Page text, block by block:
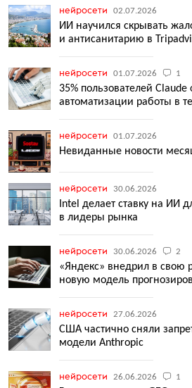
нейросети 02.07.2026
ИИ научился скрывать
и антисанитарию в
нейросети 01.07.2026 1
35% пользователей
автоматизации работы в
нейросети 01.07.2026
Невиданные новости
нейросети 30.06.2026
Intel делает ставку на ИИ
в лидеры рынка
нейросети 30.06.2026 2
«Яндекс» внедрил в свою
новую модель
нейросети 27.06.2026
США частично сняли
модели Anthropic
нейросети 26.06.2026 1